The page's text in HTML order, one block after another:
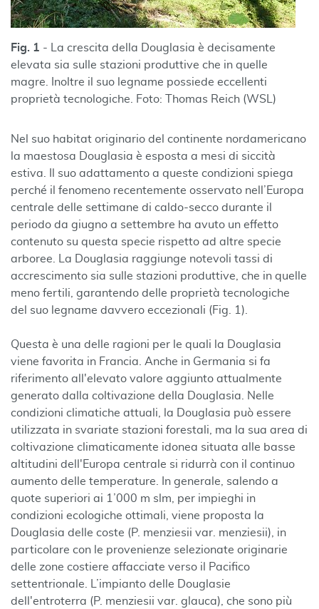
Fig. 1 - La crescita della Douglasia è decisamente
elevata sia sulle stazioni produttive che in quelle
magre. Inoltre il suo legname possiede eccellenti
proprietà tecnologiche. Foto: Thomas Reich (WSL)
Nel suo habitat originario del continente nordamericano
la maestosa Douglasia è esposta a mesi di siccità
estiva. Il suo adattamento a queste condizioni spiega
perché il fenomeno recentemente osservato nell’Europa
centrale delle settimane di caldo-secco durante il
periodo da giugno a settembre ha avuto un effetto
contenuto su questa specie rispetto ad altre specie
arboree. La Douglasia raggiunge notevoli tassi di
accrescimento sia sulle stazioni produttive, che in quelle
meno fertili, garantendo delle proprietà tecnologiche
del suo legname davvero eccezionali (Fig. 1).
Questa è una delle ragioni per le quali la Douglasia
viene favorita in Francia. Anche in Germania si fa
riferimento all'elevato valore aggiunto attualmente
generato dalla coltivazione della Douglasia. Nelle
condizioni climatiche attuali, la Douglasia può essere
utilizzata in svariate stazioni forestali, ma la sua area di
coltivazione climaticamente idonea situata alle basse
altitudini dell'Europa centrale si ridurrà con il continuo
aumento delle temperature. In generale, salendo a
quote superiori ai 1’000 m slm, per impieghi in
condizioni ecologiche ottimali, viene proposta la
Douglasia delle coste (P. menziesii var. menziesii), in
particolare con le provenienze selezionate originarie
delle zone costiere affacciate verso il Pacifico
settentrionale. L’impianto delle Douglasie
dell'entroterra (P. menziesii var. glauca), che sono più